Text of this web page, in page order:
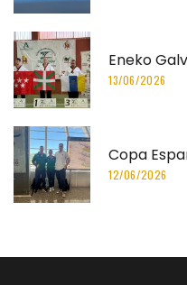
Eneko
13/06/2026
Copa
12/06/2026